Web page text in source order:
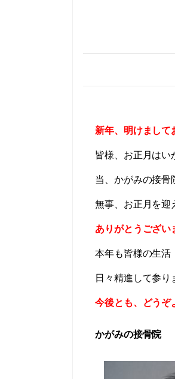
新年、明けまして
皆様、お正月はい
当、かがみの接骨
無事、お正月を迎
ありがとうござい
本年も皆様の生活
日々精進して参り
今後とも、どうぞ
かがみの接骨院